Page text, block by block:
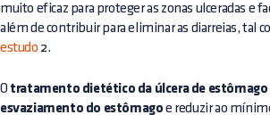
muito eficaz para proteger as zonas ulceradas e
além de contribuir para eliminar as diarreias, tal
estudo 2.
O tratamento dietético da úlcera de estômago
esvaziamento do estômago e reduzir ao